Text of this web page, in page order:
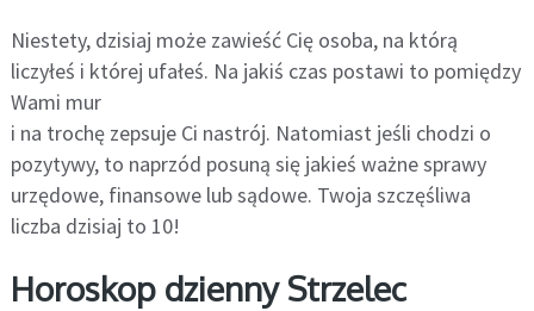
Niestety, dzisiaj może zawieść Cię osoba, na którą
liczyłeś i której ufałeś. Na jakiś czas postawi to pomiędzy
Wami mur
i na trochę zepsuje Ci nastrój. Natomiast jeśli chodzi o
pozytywy, to naprzód posuną się jakieś ważne sprawy
urzędowe, finansowe lub sądowe. Twoja szczęśliwa
liczba dzisiaj to 10!
Horoskop dzienny Strzelec